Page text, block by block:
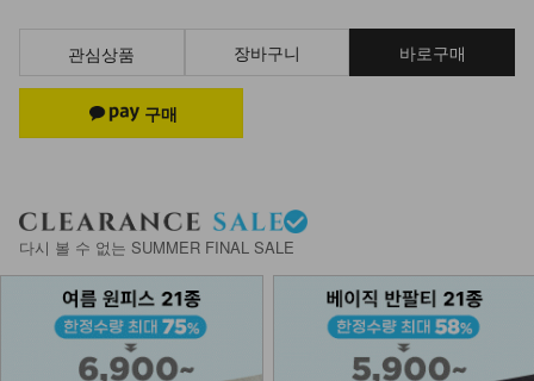
NK02-A-10/슬림브이 목걸이_DY
9,900
NKA53-A-1/글림 실버볼 팔찌_DY
13,900
NKA52-AI-1/모던 라인 포인트 반지
_HJ
관심상품 장바구니 바로구매
다시 볼 수 없는 SUMMER FINAL SALE